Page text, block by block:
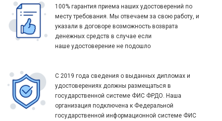
100% гарантия приема наших удостоверений по
месту требования. Мы отвечаем за свою работу, и
указали в договоре возможность возврата
денежных средств в случае если
наше удостоверение не подошло
С 2019 года сведения о выданных дипломах и
удостоверениях должны размещаться в
государственной системе ФИС ФРДО. Наша
организация подключена к Федеральной
государственной информационной системе ФИС